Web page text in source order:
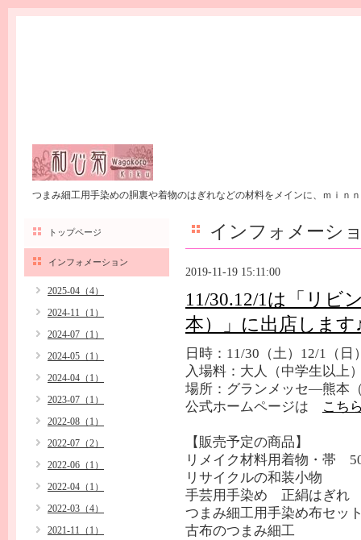
つまみ細工用手染めの胴裏や着物のはぎれなどの材料をメインに、ｍｉｎ
インフォメーシ
2019-11-19 15:11:00
11/30.12/1は「リビ
本）」に出店します
日時：11/30（土）12/1（日
入場料：大人（中学生以上
場所：グランメッセ―熊本
公式ホームページは
こち
【販売予定の商品】
リメイク材料用着物・帯
リサイクルの和装小物
手芸用手染め 正絹はぎれ
つまみ細工用手染め布セッ
古布のつまみ細工
トップページ
インフォメーション
2025-04（4）
2024-11（1）
2024-07（1）
2024-05（1）
2024-04（1）
2023-07（1）
2022-08（1）
2022-07（2）
2022-06（1）
2022-04（1）
2022-03（4）
2021-11（1）